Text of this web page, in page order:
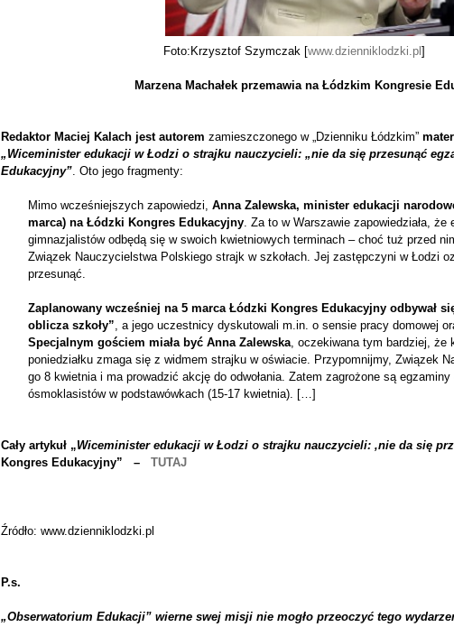
Foto:Krzysztof Szymczak [www.dzienniklodzki.pl ]
Marzena Machałek przemawia na Łódzkim Kongresie
Redaktor Maciej Kalach jest autorem zamieszczonego w „Dzienniku Łódzkim”
„Wiceminister edukacji w Łodzi o strajku nauczycieli: „nie da się przesunąć
Edukacyjny”. Oto jego fragmenty:
Mimo wcześniejszych zapowiedzi, Anna Zalewska, minister edukacji
marca) na Łódzki Kongres Edukacyjny. Za to w Warszawie zapowiedziała,
gimnazjalistów odbędą się w swoich kwietniowych terminach – choć tuż przed
Związek Nauczycielstwa Polskiego strajk w szkołach. Jej zastępczyni w Łodzi
przesunąć.
Zaplanowany wcześniej na 5 marca Łódzki Kongres Edukacyjny odbywał
oblicza szkoły”, a jego uczestnicy dyskutowali m.in. o sensie pracy domowej
Specjalnym gościem miała być Anna Zalewska, oczekiwana tym bardziej, że
poniedziałku zmaga się z widmem strajku w oświacie. Przypomnijmy, Związek
go 8 kwietnia i ma prowadzić akcję do odwołania. Zatem zagrożone są
ósmoklasistów w podstawówkach (15-17 kwietnia). […]
Cały artykuł „Wiceminister edukacji w Łodzi o strajku nauczycieli: ‚nie da się
Kongres Edukacyjny” – TUTAJ
Źródło: www.dzienniklodzki.pl
P.s.
„Obserwatorium Edukacji” wierne swej misji nie mogło przeoczyć tego